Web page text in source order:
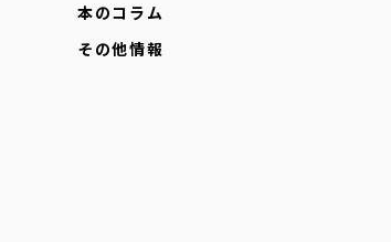
本のコラム
その他情報